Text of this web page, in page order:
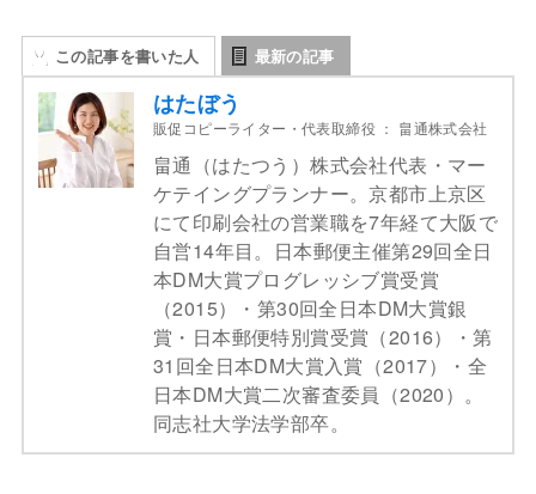
この記事を書いた人 最新の記事
はたぼう
販促コピーライター・代表取締役 ： 畠通株式会社
畠通（はたつう）株式会社代表・マー
ケテイングプランナー。京都市上京区
にて印刷会社の営業職を7年経て大阪で
自営14年目。日本郵便主催第29回全日
本DM大賞プログレッシブ賞受賞
（2015）・第30回全日本DM大賞銀
賞・日本郵便特別賞受賞（2016）・第
31回全日本DM大賞入賞（2017）・全
日本DM大賞二次審査委員（2020）。
同志社大学法学部卒。